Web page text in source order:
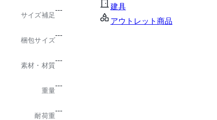
建具
アウトレット商品
サイズ補足
---
梱包サイズ
---
素材・材質
---
重量
---
耐荷重
---